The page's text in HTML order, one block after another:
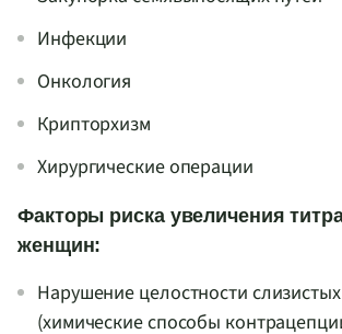
Инфекции
Онкология
Крипторхизм
Хирургические операции
Факторы риска увеличения
женщин:
Нарушение целостности
(химические способы